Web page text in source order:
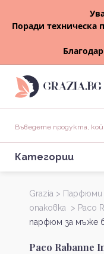
Поради
Категории
Grazia > Парфюми
опаковка > Paco
парфюм за мъже
Paco Rabanne